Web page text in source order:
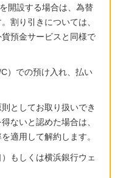
開設する場合は、為替
割り引きについては、
貨預金サービスと同様で
）での預け入れ、払い
としてお取り扱いでき
ないと認めた場合は、
適用して解約します。
もしくは横浜銀行ウェ